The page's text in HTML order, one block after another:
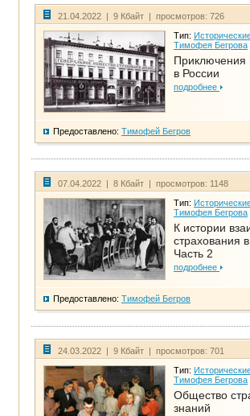
21.04.2022 | 9 Кбайт | просмотров: 726
Тип:
Тимофея Бегрова
Приключения
в России
подробнее
Предоставлено: Тимофей Бегров
07.04.2022 | 8 Кбайт | просмотров: 1148
Тип:
Тимофея Бегрова
К истории
страхования
Часть 2
подробнее
Предоставлено: Тимофей Бегров
24.03.2022 | 9 Кбайт | просмотров: 701
Тип:
Тимофея Бегрова
Общество
знаний